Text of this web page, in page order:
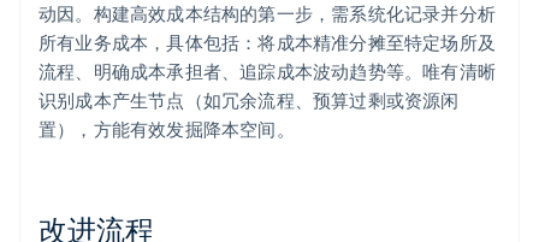
动因。构建高效成本结构的第一步，需系统化记录并分析
所有业务成本，具体包括：将成本精准分摊至特定场所及
流程、明确成本承担者、追踪成本波动趋势等。唯有清晰
识别成本产生节点（如冗余流程、预算过剩或资源闲
置），方能有效发掘降本空间。
改进流程